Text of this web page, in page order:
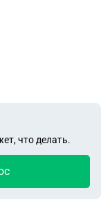
что делать.